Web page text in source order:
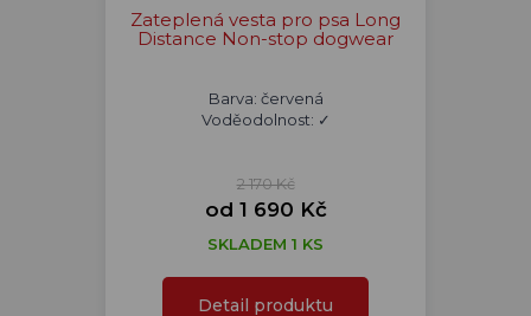
Zateplená vesta pro psa Long
Distance Non-stop dogwear
Barva: červená
Voděodolnost: ✓
2 170 Kč
od 1 690 Kč
SKLADEM 1 KS
Detail produktu